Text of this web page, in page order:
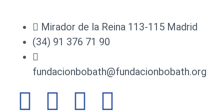
Mirador de la Reina 113-115 Madrid
(34) 91 376 71 90
fundacionbobath@fundacionbobath.org